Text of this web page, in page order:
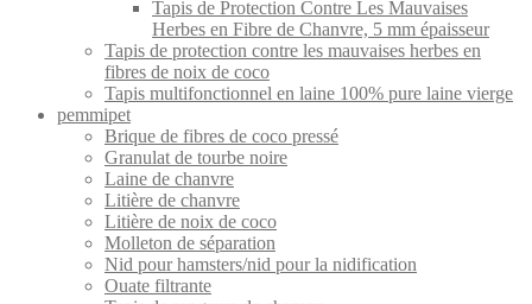
Tapis de Protection Contre Les Mauvaises
Herbes en Fibre de Chanvre, 5 mm épaisseur
Tapis de protection contre les mauvaises herbes en
fibres de noix de coco
Tapis multifonctionnel en laine 100% pure laine vierge
pemmipet
Brique de fibres de coco pressé
Granulat de tourbe noire
Laine de chanvre
Litière de chanvre
Litière de noix de coco
Molleton de séparation
Nid pour hamsters/nid pour la nidification
Ouate filtrante